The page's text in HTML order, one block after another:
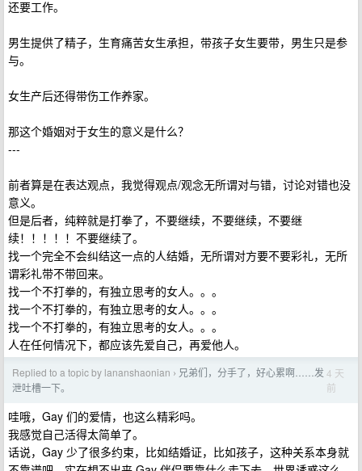
还要工作。
男生提供了精子，生育痛苦女生承担，带孩子女生要带，男生只是参
与。
女生产后还得带伤工作养家。
那这个婚姻对于女生的意义是什么？
---
前者算是在表达观点，我觉得观点/观念无所谓对与错，讨论对错也没
意义。
但是后者，纯粹就是打拳了，不要继续，不要继续，不要继
续！！！！！不要继续了。
找一个完全不会纠结这一点的人结婚，无所谓对方要不要彩礼，无所
谓彩礼带不带回来。
找一个不打拳的，有独立思考的女人。。。
找一个不打拳的，有独立思考的女人。。。
找一个不打拳的，有独立思考的女人。。。
人在任何情况下，都应该先爱自己，再爱他人。
Replied to a topic by lananshaonian › 兄弟们，分手了，好心累啊……发
泄吐槽一下。
4 天
前
哇哦，Gay 们的爱情，也这么精彩吗。
我感觉自己活得太简单了。
话说，Gay 少了很多约束，比如结婚证，比如孩子，这种关系本身就